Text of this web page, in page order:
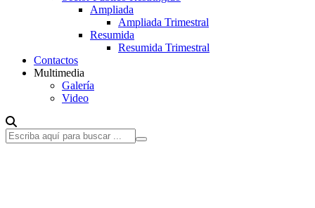
Ampliada
Ampliada Trimestral
Resumida
Resumida Trimestral
Contactos
Multimedia
Galería
Video